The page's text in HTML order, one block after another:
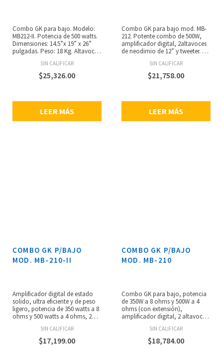
Combo GK para bajo. Modelo:
MB212-II. Potencia de 500 watts.
Dimensiones: 14.5”x 19” x 26”
pulgadas. Peso: 18 Kg. Altavoces:
amplificación. Ecualizado activo
de 4 bandas. Salida directa XLR.
Chain out. Contour (on/off).
SIN CALIFICAR
$25,326.00
LEER MÁS
Combo GK para bajo mod. MB-
212. Potente combo de 500W,
amplificador digital, 2altavoces
de neodimio de 12” y tweeter. EQ
salidaa cadena, salida XLR,
contorno, entrada auxiliar,
salida a audífonos. Solo 17.7Kg.
SIN CALIFICAR
$21,758.00
LEER MÁS
COMBO GK P/BAJO
MOD. MB-210-II
Amplificador digital de estado
solido, ultra eficiente y de peso
ligero, potencia de 350 watts a 8
ohms y 500 watts a 4 ohms, 2
ecualizador de 4 bandas, 2
entradas para instrumento
(pasivo, activo) y 1 entrada
SIN CALIFICAR
$17,199.00
COMBO GK P/BAJO
MOD. MB-210
Combo GK para bajo, potencia
de 350W a 8 ohms y 500W a 4
ohms (con extensión),
amplificador digital, 2 altavoces
activo de 4 bandas, limitador,
salida a cadena, salida XLR,
contorno, entrada auxiliar,
SIN CALIFICAR
$18,784.00